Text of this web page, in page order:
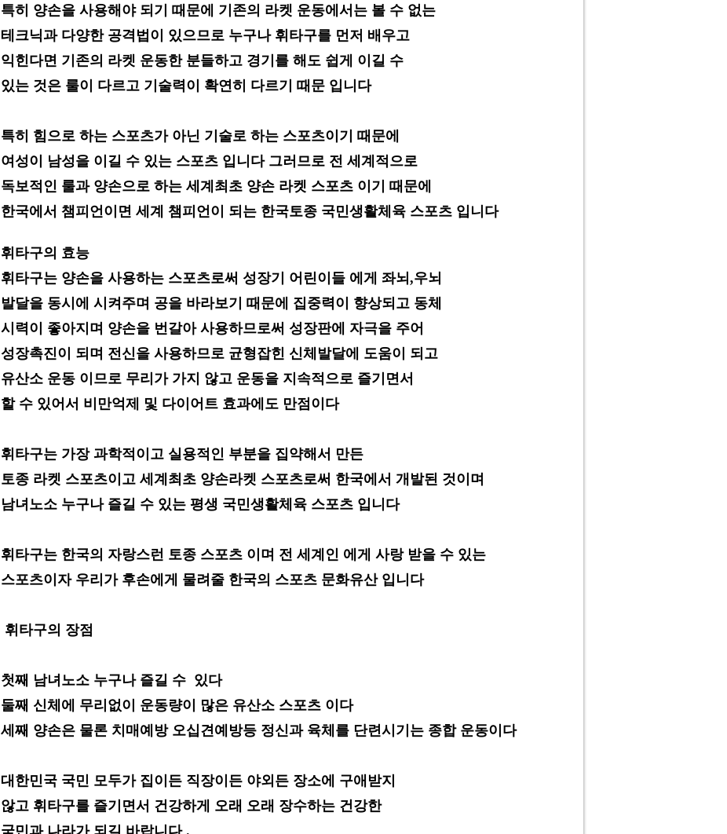
특히 양손을 사용해야 되기 때문에 기존의 라켓 운동에서는 볼 수 없는
테크닉과 다양한 공격법이 있으므로 누구나 휘타구를 먼저 배우고
익힌다면 기존의 라켓 운동한 분들하고 경기를 해도 쉽게 이길 수
있는 것은 룰이 다르고 기술력이 확연히 다르기 때문 입니다
특히 힘으로 하는 스포츠가 아닌 기술로 하는 스포츠이기 때문에
여성이 남성을 이길 수 있는 스포츠 입니다 그러므로 전 세계적으로
독보적인 룰과 양손으로 하는 세계최초 양손 라켓 스포츠 이기 때문에
한국에서 챔피언이면 세계 챔피언이 되는 한국토종 국민생활체육 스포츠 입니다
휘타구의 효능
휘타구는 양손을 사용하는 스포츠로써 성장기 어린이들 에게 좌뇌,우뇌
발달을 동시에 시켜주며 공을 바라보기 때문에 집중력이 향상되고 동체
시력이 좋아지며 양손을 번갈아 사용하므로써 성장판에 자극을 주어
성장촉진이 되며 전신을 사용하므로 균형잡힌 신체발달에 도움이 되고
유산소 운동 이므로 무리가 가지 않고 운동을 지속적으로 즐기 면서
할 수 있어서 비만억제 및 다이어트 효과에도 만점이다
휘타구는 가장 과학적이고 실용적인 부분을 집약해서 만든
토종 라켓 스포츠이고 세계최초 양손라켓 스포츠로써 한국에서 개발된 것이며
남녀노소 누구나 즐길 수 있는 평생 국민생활체육 스포츠 입니다
휘타구는 한국의 자랑스런 토종 스포츠 이며 전 세계인 에게 사랑 받을 수 있는
스포츠이자 우리가 후손에게 물려줄 한국의 스포츠 문화유산 입니다
휘타구의 장점
첫째 남녀노소 누구나 즐길 수 있다
둘째 신체에 무리없이 운동량이 많은 유산소 스포츠 이다
세째 양손은 물론 치매예방 오십견예방등 정신과 육체를 단련시기는 종합 운동이다
대한민국 국민 모두가 집이든 직장이든 야외든 장소에 구애받지
않고 휘타구를 즐기면서 건강하게 오래 오래 장수 하는 건강한
국민과 나라가 되길 바랍니다 .